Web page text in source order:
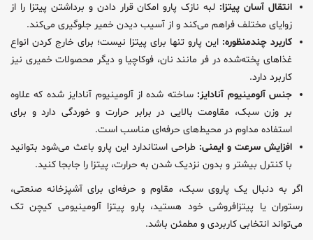
انتقال آسان پیتزا: لبه نازک پارو امکان قرار دادن و برداشتن پیتزا را از
زوایای مختلف فراهم می‌کند و از آسیب دیدن خمیر جلوگیری می‌کند.
کاربرد چندمنظوره: این پارو تنها برای پیتزا نیست؛ برای خارج کردن انواع
غذاهای پخته‌شده در فر مانند نان، فوکاچیا و دیگر محصولات خمیری نیز
کاربرد دارد.
جنس آلومینیوم آنادایز: ساخته شده از آلومینیوم آنادایز شده که علاوه
بر وزن سبک، مقاومت بالایی در برابر حرارت و خوردگی دارد و برای
استفاده مداوم در محیط‌های حرفه‌ای مناسب است.
افزایش سرعت و ایمنی: طراحی استاندارد این پارو باعث می‌شود بتوانید
با کنترل بیشتر و بدون نزدیک شدن به حرارت، پیتزا را جابجا کنید.
اگر به دنبال یک پاروی سبک، مقاوم و حرفه‌ای برای آشپزخانه صنعتی،
رستوران یا پیتزافروشی خود هستید، پارو پیتزا آلومینیومی کیچن تک
می‌تواند انتخابی کاربردی و مطمئن باشد.